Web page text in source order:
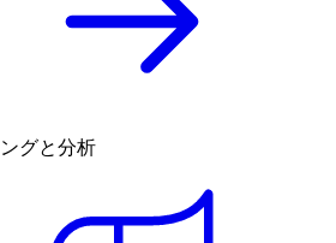
グと分析